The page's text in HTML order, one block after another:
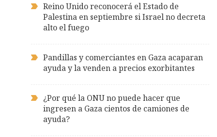
Reino Unido reconocerá el Estado de
Palestina en septiembre si Israel no decreta
alto el fuego
Pandillas y comerciantes en Gaza acaparan
ayuda y la venden a precios exorbitantes
¿Por qué la ONU no puede hacer que
ingresen a Gaza cientos de camiones de
ayuda?